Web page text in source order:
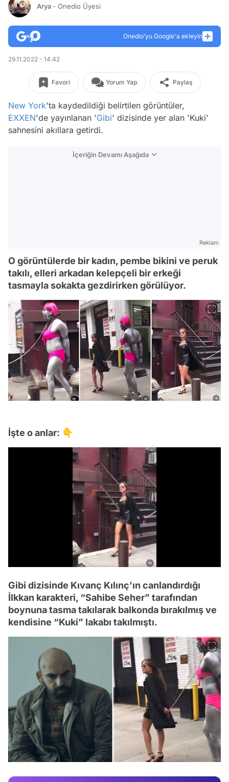
Arya - Onedio Üyesi
Onedio’yu Google'a ekleyin
29.11.2022 - 14:42
Favori Yorum Yap Paylaş
New York'ta kaydedildiği belirtilen görüntüler,
EXXEN'de yayınlanan 'Gibi' dizisinde yer alan 'Kuki'
sahnesini akıllara getirdi.
İçeriğin Devamı Aşağıda
Reklam
O görüntülerde bir kadın, pembe bikini ve peruk
takılı, elleri arkadan kelepçeli bir erkeği
tasmayla sokakta gezdirirken görülüyor.
İşte o anlar: 👇
Gibi dizisinde Kıvanç Kılınç’ın canlandırdığı
İlkkan karakteri, “Sahibe Seher” tarafından
boynuna tasma takılarak balkonda bırakılmış ve
kendisine “Kuki” lakabı takılmıştı.
Video
Test
Gündem